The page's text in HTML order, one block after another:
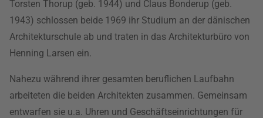
Torsten Thorup (geb. 1944) und Claus Bonderup (geb.
1943) schlossen beide 1969 ihr Studium an der dänischen
Architekturschule ab und traten in das Architekturbüro von
Henning Larsen ein.
Nahezu während ihrer gesamten beruflichen Laufbahn
arbeiteten die beiden Architekten zusammen. Gemeinsam
entwarfen sie u.a. Uhren und Geschäftseinrichtungen für